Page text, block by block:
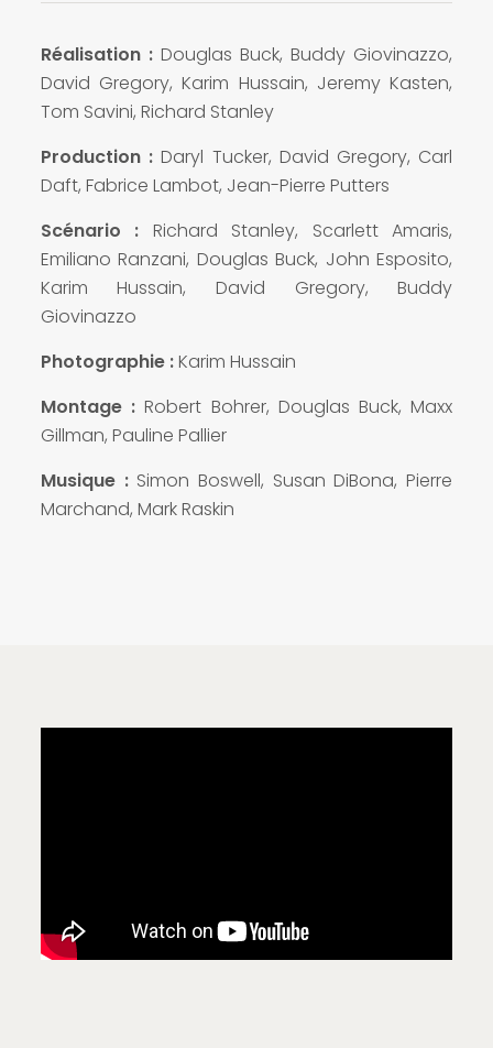
Réalisation : Douglas Buck, Buddy Giovinazzo,
David Gregory, Karim Hussain, Jeremy Kasten,
Tom Savini, Richard Stanley
Production :Daryl Tucker, David Gregory, Carl
Daft, Fabrice Lambot, Jean-Pierre Putters
Scénario : Richard Stanley, Scarlett Amaris,
Emiliano Ranzani, Douglas Buck, John Esposito,
Karim Hussain, David Gregory, Buddy
Giovinazzo
Photographie :Karim Hussain
Montage :Robert Bohrer, Douglas Buck, Maxx
Gillman, Pauline Pallier
Musique : Simon Boswell, Susan DiBona, Pierre
Marchand, Mark Raskin